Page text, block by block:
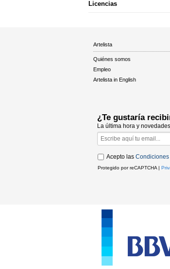
Licencias
Artelista
Quiénes somos
Empleo
Artelista in English
¿Te gustaría
La última hora y
Acepto las
Protegido por reCAPTCHA |